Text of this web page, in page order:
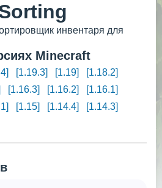
инвентаря для
Minecraft
[1.19.3] [1.19]
[1.18.2]
[1.16.3] [1.16.2]
[1.16.1]
[1.15] [1.14.4]
[1.14.3]